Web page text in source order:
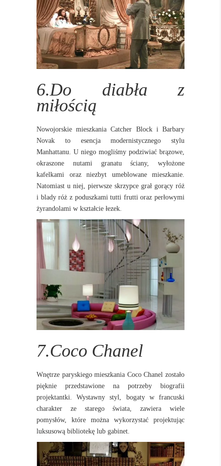
6.Do diabła z
miłością
Nowojorskie mieszkania Catcher Block i Barbary
Novak to esencja modernistycznego stylu
Manhattanu. U niego mogliśmy podziwiać brązowe,
okraszone nutami granatu ściany, wyłożone
kafelkami oraz niezbyt umeblowane mieszkanie.
Natomiast u niej, pierwsze skrzypce grał gorący róż
i blady róż z poduszkami tutti frutti oraz perłowymi
żyrandolami w kształcie łezek.
7.Coco Chanel
Wnętrze paryskiego mieszkania Coco Chanel zostało
pięknie przedstawione na potrzeby biografii
projektantki.Wystawny styl, bogaty w francuski
charakter ze starego świata, zawiera wiele
pomysłów, które można wykorzystać projektując
luksusową bibliotekę lub gabinet.